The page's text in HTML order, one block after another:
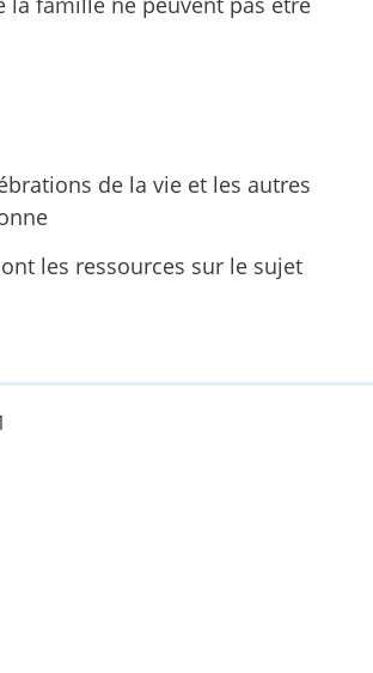
de la vie et les autres
les ressources sur le sujet